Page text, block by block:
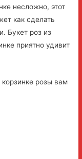
несложно, этот
как сделать
Букет роз из
приятно удивит
розы вам